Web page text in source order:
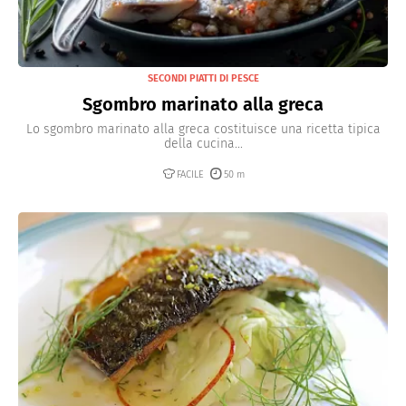
SECONDI PIATTI DI PESCE
Sgombro marinato alla greca
Lo sgombro marinato alla greca costituisce una ricetta tipica
della cucina...
FACILE 50 m